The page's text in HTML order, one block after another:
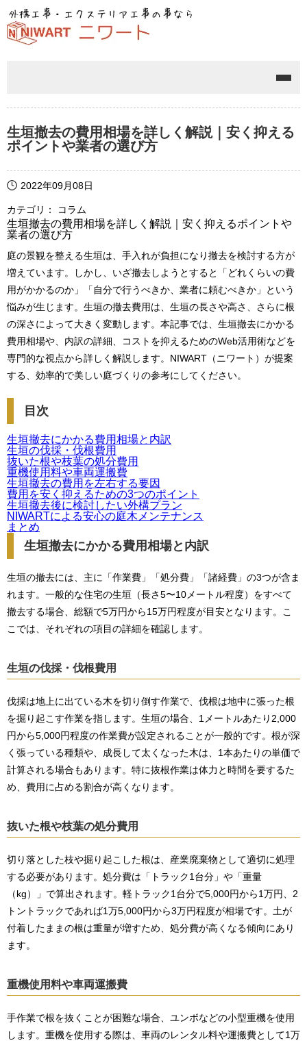
メニ
生垣撤去の費用相場を詳しく解説｜安く抑える
ポイントや業者の選び方
2022年09月08日
カテゴリ： コラム
生垣撤去の費用相場を詳しく解説｜安く抑えるポイントや
業者の選び方
庭の景観を整える生垣は、手入れが負担になり撤去を検討する方が
増えています。しかし、いざ撤去しようとすると「どれくらいの費
用がかかるのか」「自分で行うべきか、業者に頼むべきか」という
悩みが生じます。生垣の撤去費用は、生垣の長さや高さ、さらに根
の深さによって大きく変動します。本記事では、生垣撤去にかかる
費用相場や、内訳の詳細、コストを抑えるためのWeb活用術などを
専門的な視点から詳しく解説します。NIWART（ニワート）が提案
する、効率的で美しい庭づくりの参考にしてください。
目次
生垣撤去にかかる費用相場と内訳
生垣の伐採・伐根費用
抜いた根や枝葉の処分費用
重機使用料や車両運搬費
生垣撤去の費用を左右する要因
費用を安く抑えるための3つのポイント
生垣撤去後に検討したい外構プラン
NIWARTによる安心の庭木メンテナンス
まとめ
生垣撤去にかかる費用相場と内訳
生垣の撤去には、主に「作業費」「処分費」「諸経費」の3つが含ま
れます。一般的な住宅の生垣（長さ5〜10メートル程度）をすべて
撤去する場合、総額で5万円から15万円程度が目安となります。こ
こでは、それぞれの項目の詳細を確認します。
生垣の伐採・伐根費用
伐採は地上に出ている木を切り倒す作業で、伐根は地中に張った根
を掘り起こす作業を指します。生垣の場合、1メートルあたり2,000
円から5,000円程度の作業費が設定されることが一般的です。根が深
く張っている種類や、成長して太くなった木は、1本あたりの単価で
計算される場合もあります。特に抜根作業は体力と時間を要するた
め、費用に占める割合が高くなります。
抜いた根や枝葉の処分費用
切り落とした枝や掘り起こした根は、産業廃棄物として適切に処理
する必要があります。処分費は「トラック1台分」や「重量
（kg）」で算出されます。軽トラック1台分で5,000円から1万円、2
トントラックであれば1万5,000円から3万円程度が相場です。土が
付着したままの根は重量が増すため、処分費が高くなる傾向にあり
ます。
重機使用料や車両運搬費
手作業で根を抜くことが困難な場合、ユンボなどの小型重機を使用
します。重機を使用する際は、車両のレンタル料や運搬費として1万